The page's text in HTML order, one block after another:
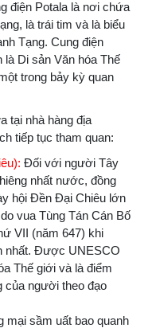
điện Potala là nơi chứa
là trái tim và là biểu
Tạng. Cung điện
Di sản Văn hóa Thế
trong bảy kỳ quan
tại nhà hàng địa
tiếp tục tham quan:
Đối với người Tây
nhất nước, đồng
hội Đền Đại Chiêu lớn
vua Tùng Tán Cán Bố
VII (năm 647) khi
nhất. Được UNESCO
Thế giới và là điểm
của người theo đạo
mại sầm uất bao quanh